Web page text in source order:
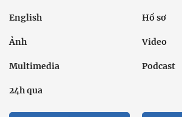
English Hồ sơ
Ảnh Video
Multimedia Podcast
24h qua